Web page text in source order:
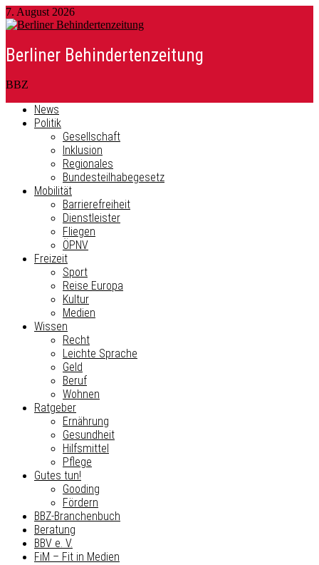
7. August 2026
Berliner Behindertenzeitung
BBZ
News
Politik
Gesellschaft
Inklusion
Regionales
Bundesteilhabegesetz
Mobilität
Barrierefreiheit
Dienstleister
Fliegen
ÖPNV
Freizeit
Sport
Reise Europa
Kultur
Medien
Wissen
Recht
Leichte Sprache
Geld
Beruf
Wohnen
Ratgeber
Ernährung
Gesundheit
Hilfsmittel
Pflege
Gutes tun!
Gooding
Fördern
BBZ-Branchenbuch
Beratung
BBV e. V.
FiM – Fit in Medien